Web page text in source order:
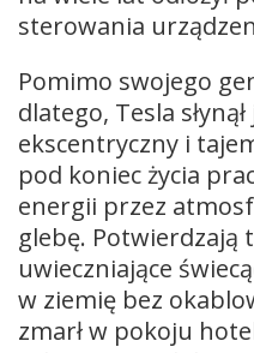
sterowania
Pomimo swojego
dlatego, Tesla
ekscentryczny i
pod koniec życia
energii przez
glebę. Potwierdzają
uwieczniające
w ziemię bez
zmarł w pokoju